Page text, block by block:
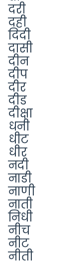
दरी
दही
दिदी
दासी
दीन
दीप
दीर
दीड
दीक्षा
धनी
धीट
धीर
नदी
नाडी
नाणी
नाती
निधी
नीच
नीट
नीती